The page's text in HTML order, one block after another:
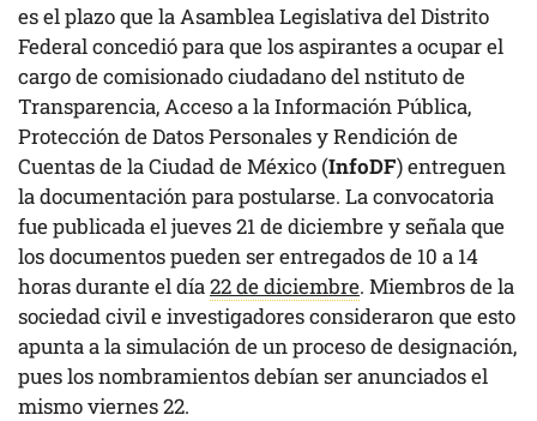
es el plazo que la Asamblea Legislativa del Distrito
Federal concedió para que los aspirantes a ocupar el
cargo de comisionado ciudadano del nstituto de
Transparencia, Acceso a la Información Pública,
Protección de Datos Personales y Rendición de
Cuentas de la Ciudad de México (InfoDF) entreguen
la documentación para postularse. La convocatoria
fue publicada el jueves 21 de diciembre y señala que
los documentos pueden ser entregados de 10 a 14
horas durante el día 22 de diciembre. Miembros de la
sociedad civil e investigadores consideraron que esto
apunta a la simulación de un proceso de designación,
pues los nombramientos debían ser anunciados el
mismo viernes 22.